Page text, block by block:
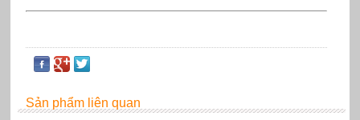
Sản phẩm liên quan